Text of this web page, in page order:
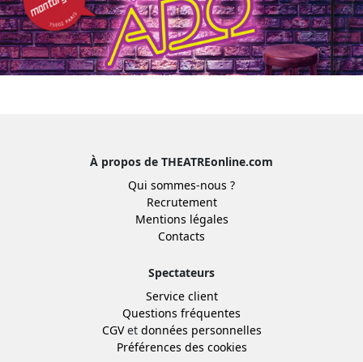
À propos de THEATREonline.com
Qui sommes-nous ?
Recrutement
Mentions légales
Contacts
Spectateurs
Service client
Questions fréquentes
CGVet données personnelles
Préférences des cookies